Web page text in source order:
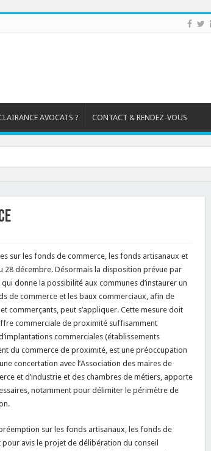
AVOCATS ? CONTACT & RENDEZ-VOUS
sur les fonds de commerce, les fonds artisanaux et
décembre. Désormais la disposition prévue par
donne la possibilité aux communes d’instaurer un
de commerce et les baux commerciaux, afin de
commerçants, peut s’appliquer. Cette mesure doit
commerciale de proximité suffisamment
commerciales (établissements
du commerce de proximité, est une préoccupation
concertation avec l’Association des maires de
et d’industrie et des chambres de métiers, apporte
notamment pour délimiter le périmètre de
sur les fonds artisanaux, les fonds de
avis le projet de délibération du conseil